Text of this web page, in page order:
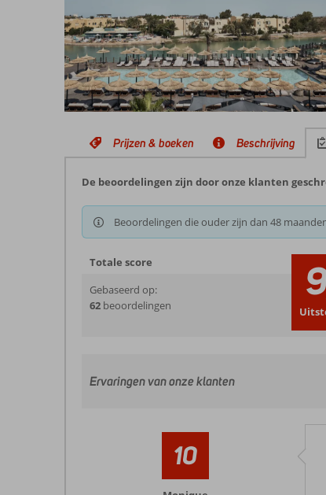
Prijzen & boeken Beschrijving
De beoordelingen zijn door onze klanten
Beoordelingen die ouder zijn dan 48
Totale score
Gebaseerd op:
62 beoordelingen
Ervaringen van onze klanten
10